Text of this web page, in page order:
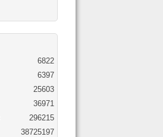
6822
6397
25603
36971
296215
38725197